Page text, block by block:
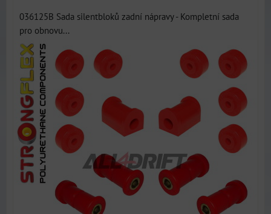
036125B Sada silentbloků zadní nápravy - Kompletní sada
pro obnovu...